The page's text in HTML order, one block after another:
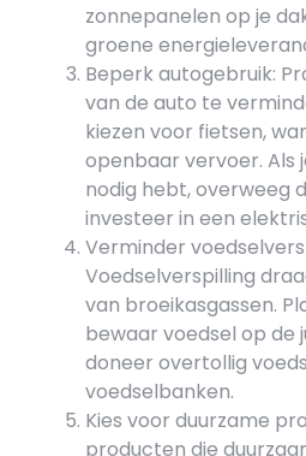
zonnepanelen op je
groene
Beperk autogebruik:
van de auto te
kiezen voor fietsen,
openbaar vervoer. Als
nodig hebt, overweeg
investeer in een
Verminder
Voedselverspilling
van broeikasgassen.
bewaar voedsel op de
doneer overtollig
voedselbanken.
Kies voor duurzame
producten die